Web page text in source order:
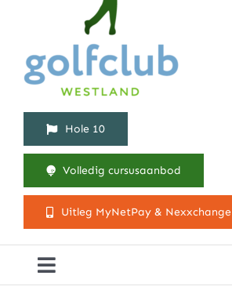
Hole 10
Volledig cursusaanbod
Uitleg MyNetPay & Nexxchange
Toggle